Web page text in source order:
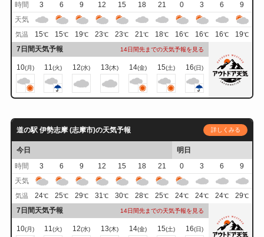
時間
3 6 9 12 15 18 21 0 3 6
9
天気
気温 15℃ 15℃ 19℃ 23℃ 23℃ 21℃ 18℃ 16℃ 16℃ 16℃ 19℃
7日間天気予報 14日間先までの天気予報を見る
10(月) 11(火) 12(水) 13(木) 14(金) 15(土) 16(日)
道の駅 伊勢志摩 (志摩市)の天気予報 詳しくみる
今日
明日
時間
3 6 9 12 15 18 21 0 3 6
9
天気
気温 24℃ 25℃ 29℃ 31℃ 30℃ 28℃ 25℃ 24℃ 24℃ 24℃ 29℃
7日間天気予報 14日間先までの天気予報を見る
10(月) 11(火) 12(水) 13(木) 14(金) 15(土) 16(日)